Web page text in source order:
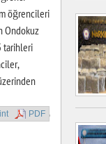
öğrencileri
Ondokuz
tarihleri
PDF